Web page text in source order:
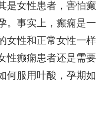
是女性患者，害怕癫
。事实上，癫痫是一
女性和正常女性一样
性癫痫患者还是需要
何服用叶酸，孕期如